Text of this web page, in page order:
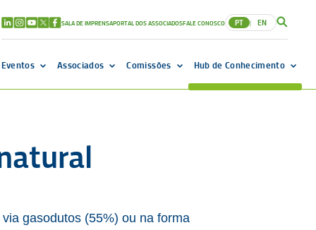
SALA DE IMPRENSAPORTAL DOS ASSOCIADOSFALE CONOSCO PT | EN
Eventos Associados Comissões Hub de Conhecimento
gasodutos (55%) ou na forma